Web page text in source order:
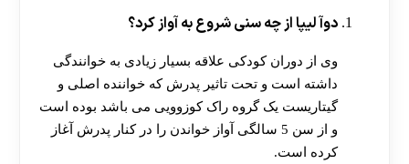
دوآ لیپا از چه سنی شروع به آواز کرد؟
وی از دوران کودکی علاقه بسیار زیادی به خوانندگی
داشته است و تحت تاثیر پدرش که خواننده اصلی و
گیتاریست یک گروه راک کوزوویی می باشد بوده است
و از سن 5 سالگی آواز خواندن را در کنار پدرش آغاز
کرده است.